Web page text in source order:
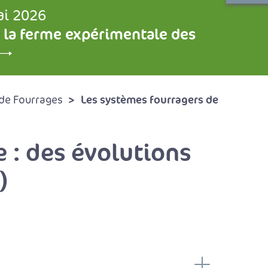
2026
la ferme expérimentale des
Fourrages
Les systèmes fourragers de
: des évolutions